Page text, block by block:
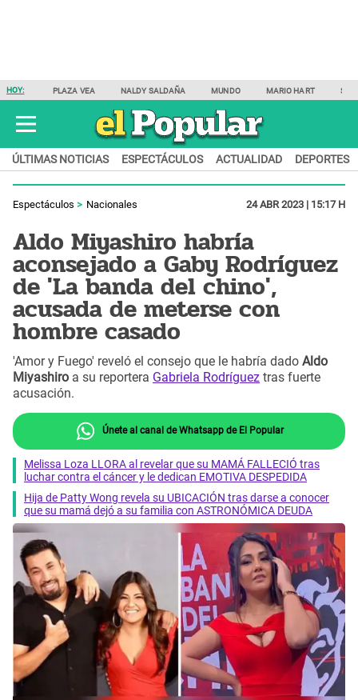
HOY: PLAZA VEA NALDY SALDAÑA MUNDO MARIO HART
ÚLTIMAS NOTICIAS ESPECTÁCULOS ACTUALIDAD DEPORTES
Espectáculos Nacionales 24 ABR 2023 | 15:17 H
Aldo Miyashiro habría
aconsejado a Gaby Rodríguez
de 'La banda del chino',
acusada de meterse con
hombre casado
'Amor y Fuego' reveló el consejo que le habría dado Aldo
Miyashiro a su reportera Gabriela Rodríguez tras fuerte
acusación.
Únete al canal de Whatsapp de El Popular
Melissa Loza LLORA al revelar que su MAMÁ FALLECIÓ tras
luchar contra el cáncer y le dedican EMOTIVA DESPEDIDA
Hija de Patty Wong revela su UBICACIÓN tras darse a conocer
que su mamá dejó a su familia con ASTRONÓMICA DEUDA